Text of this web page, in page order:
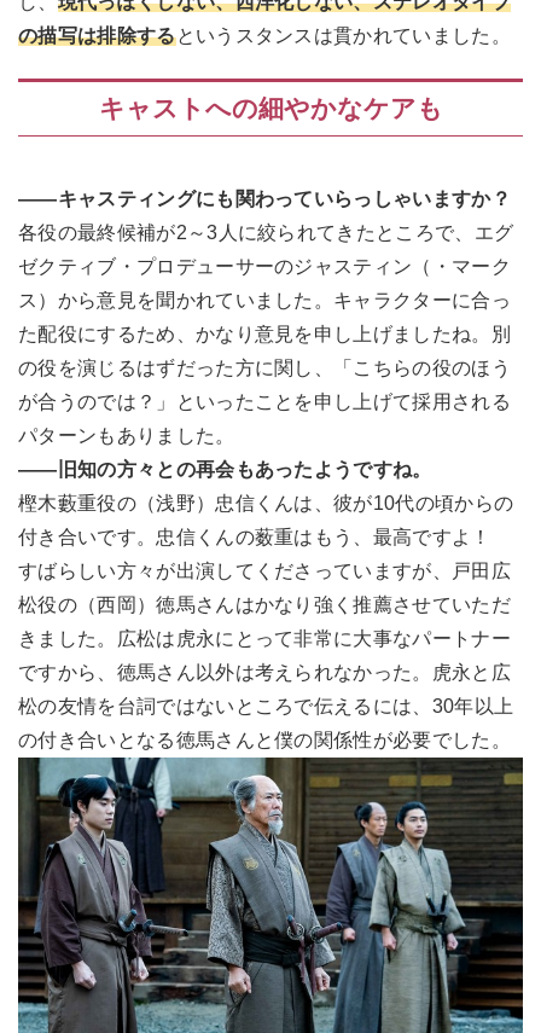
の描写は排除するというスタンスは貫かれていました。
キャストへの細やかなケアも
――キャスティングにも関わっていらっしゃいますか？
各役の最終候補が2～3人に絞られてきたところで、エグ
ゼクティブ・プロデューサーのジャスティン（・マーク
ス）から意見を聞かれていました。キャラクターに合っ
た配役にするため、かなり意見を申し上げましたね。別
の役を演じるはずだった方に関し、「こちらの役のほう
が合うのでは？」といったことを申し上げて採用される
パターンもありました。
――旧知の方々との再会もあったようですね。
樫木藪重役の（浅野）忠信くんは、彼が10代の頃からの
付き合いです。忠信くんの薮重はもう、最高ですよ！
すばらしい方々が出演してくださっていますが、戸田広
松役の（西岡）徳馬さんはかなり強く推薦させていただ
きました。広松は虎永にとって非常に大事なパートナー
ですから、徳馬さん以外は考えられなかった。虎永と広
松の友情を台詞ではないところで伝えるには、30年以上
の付き合いとなる徳馬さんと僕の関係性が必要でした。